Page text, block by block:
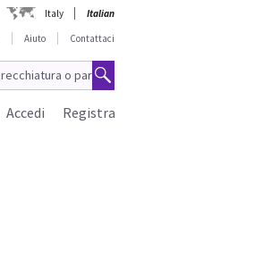
Italy
Italian
Aiuto Contattaci
Registra
Accedi